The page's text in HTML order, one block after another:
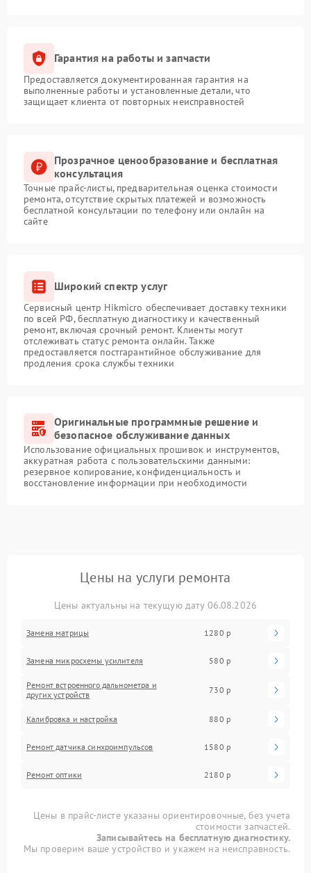
Гарантия на работы и запчасти
Предоставляется документированная гарантия на
выполненные работы и установленные детали, что
защищает клиента от повторных неисправностей
Прозрачное ценообразование и бесплатная
консультация
Точные прайс-листы, предварительная оценка стоимости
ремонта, отсутствие скрытых платежей и возможность
бесплатной консультации по телефону или онлайн на
сайте
Широкий спектр услуг
Сервисный центр Hikmicro обеспечивает доставку техники
по всей РФ, бесплатную диагностику и качественный
ремонт, включая срочный ремонт. Клиенты могут
отслеживать статус ремонта онлайн. Также
предоставляется постгарантийное обслуживание для
продления срока службы техники
Оригинальные программные решение и
безопасное обслуживание данных
Использование официальных прошивок и инструментов,
аккуратная работа с пользовательскими данными:
резервное копирование, конфиденциальность и
восстановление информации при необходимости
Цены на услуги ремонта
Цены актуальны на текущую дату 06.08.2026
Замена матрицы 1280 р
Замена микросхемы усилителя 580 р
Ремонт встроенного дальнометра и
других устройств
730 р
Калибровка и настройка 880 р
Ремонт датчика синхроимпульсов 1580 р
Ремонт оптики 2180 р
Цены в прайс-листе указаны ориентировочные, без учета
стоимости запчастей.
Записывайтесь на бесплатную диагностику.
Мы проверим ваше устройство и укажем на неисправность.